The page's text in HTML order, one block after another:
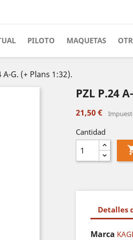
PILOTO MAQUETAS
A-G. (+ Plans 1:32).
PZL P.24
21,50 €
Cantidad
Detalles
Marca